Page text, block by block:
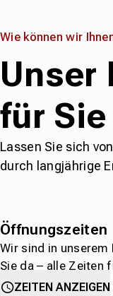
Wie können wir
Unser
für
Lassen Sie sich
durch langjährige
Öffnungszeiten
Wir sind in
Sie da – alle Zeiten
einen Blick.
ZEITEN ANZEIGEN